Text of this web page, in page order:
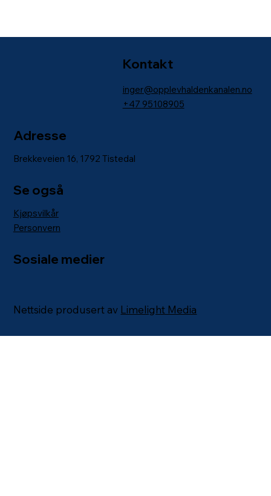
Kontakt
inger@opplevhaldenkanalen.no
+47 95108905
Adresse
Brekkeveien 16, 1792 Tistedal
Sosiale medier
Se også
Kjøpsvilkår
Personvern
Nettside produsert av Limelight Media